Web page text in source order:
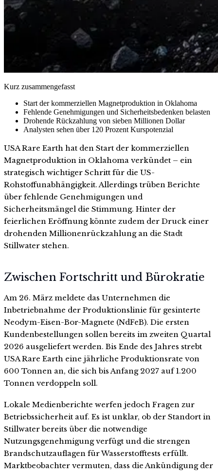
Kurz zusammengefasst
Start der kommerziellen Magnetproduktion in Oklahoma
Fehlende Genehmigungen und Sicherheitsbedenken belasten
Drohende Rückzahlung von sieben Millionen Dollar
Analysten sehen über 120 Prozent Kurspotenzial
USA Rare Earth hat den Start der kommerziellen
Magnetproduktion in Oklahoma verkündet – ein
strategisch wichtiger Schritt für die US-
Rohstoffunabhängigkeit. Allerdings trüben Berichte
über fehlende Genehmigungen und
Sicherheitsmängel die Stimmung. Hinter der
feierlichen Eröffnung könnte zudem der Druck einer
drohenden Millionenrückzahlung an die Stadt
Stillwater stehen.
Zwischen Fortschritt und Bürokratie
Am 26. März meldete das Unternehmen die
Inbetriebnahme der Produktionslinie für gesinterte
Neodym-Eisen-Bor-Magnete (NdFeB). Die ersten
Kundenbestellungen sollen bereits im zweiten Quartal
2026 ausgeliefert werden. Bis Ende des Jahres strebt
USA Rare Earth eine jährliche Produktionsrate von
600 Tonnen an, die sich bis Anfang 2027 auf 1.200
Tonnen verdoppeln soll.
Lokale Medienberichte werfen jedoch Fragen zur
Betriebssicherheit auf. Es ist unklar, ob der Standort in
Stillwater bereits über die notwendige
Nutzungsgenehmigung verfügt und die strengen
Brandschutzauflagen für Wasserstofftests erfüllt.
Marktbeobachter vermuten, dass die Ankündigung der